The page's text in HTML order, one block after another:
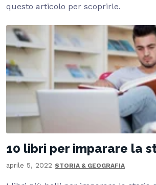
questo articolo per scoprirle.
10 libri per imparare la
aprile 5, 2022 STORIA & GEOGRAFIA